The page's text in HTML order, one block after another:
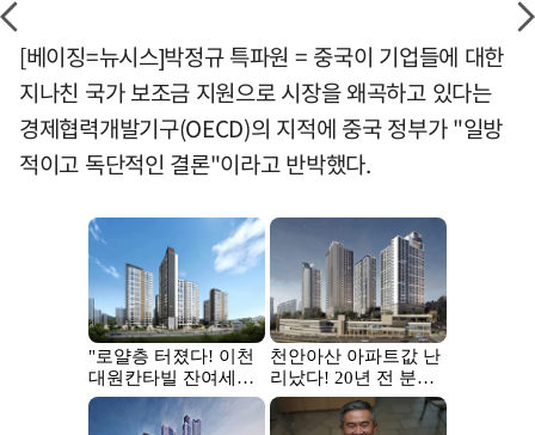
[베이징=뉴시스]박정규 특파원 = 중국이 기업들에 대한
지나친 국가 보조금 지원으로 시장을 왜곡하고 있다는
경제협력개발기구(OECD)의 지적에 중국 정부가 "일방
적이고 독단적인 결론"이라고 반박했다.